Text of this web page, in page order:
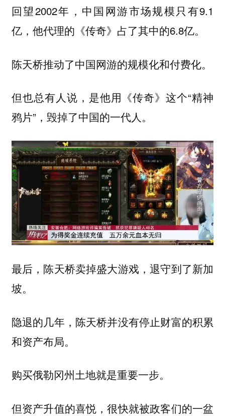
回望2002年，中国网游市场规模只有9.1
亿，他代理的《传奇》占了其中的6.8亿。
陈天桥推动了中国网游的规模化和付费化。
但也总有人说，是他用《传奇》这个“精神
鸦片”，毁掉了中国的一代人。
最后，陈天桥卖掉盛大游戏，退守到了新加
坡。
隐退的几年，陈天桥并没有停止财富的积累
和资产布局。
购买俄勒冈州土地就是重要一步。
但资产升值的喜悦，很快就被政客们的一盆